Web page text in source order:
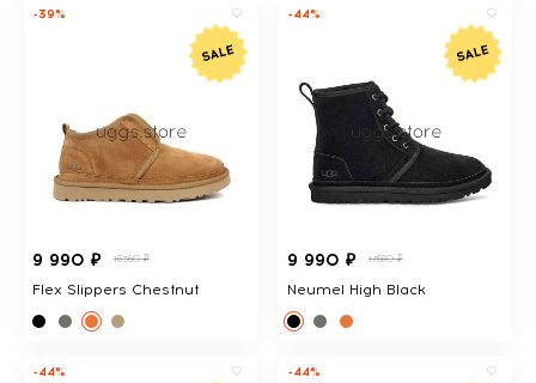
-39%
9 990 ₽ 16360 ₽
Flex Slippers Chestnut
-44%
9 990 ₽ 17680 ₽
Neumel High Black
-44% -44%